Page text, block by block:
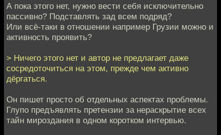
А пока этого нет, нужно вести себя исключительно
пассивно? Подставлять зад всем подряд?
Или всё-таки в отношении например Грузии можно и
активность проявить?
> Ничего этого нет и автор не предлагает даже
сосредоточиться на этом, прежде чем активно
дёргаться.
Он пишет просто об отдельных аспектах проблемы.
Глупо предъявлять претензии за нераскрытие всех
тайн мироздания в одном коротком интервью.